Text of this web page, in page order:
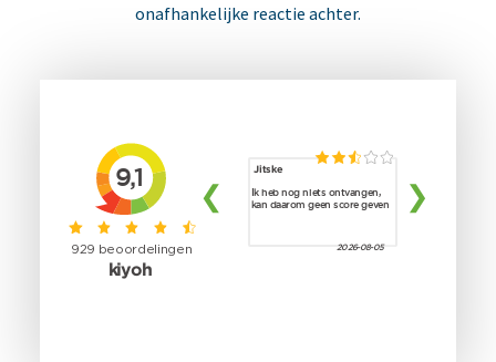
onafhankelijke reactie achter.